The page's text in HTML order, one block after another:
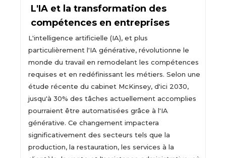
L'IA et la transformation des
compétences en entreprises
L'intelligence artificielle (IA), et plus
particulièrement l'IA générative, révolutionne le
monde du travail en remodelant les compétences
requises et en redéfinissant les métiers. Selon une
étude récente du cabinet McKinsey, d'ici 2030,
jusqu'à 30% des tâches actuellement accomplies
pourraient être automatisées grâce à l'IA
générative. Ce changement impactera
significativement des secteurs tels que la
production, la restauration, les services à la